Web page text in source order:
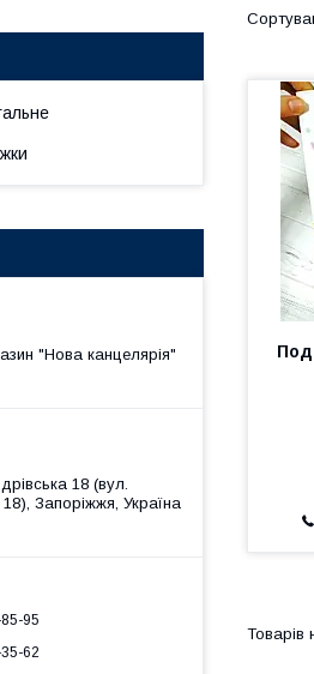
"Нова канцелярія"
18 (вул.
Запоріжжя, Україна
95
62